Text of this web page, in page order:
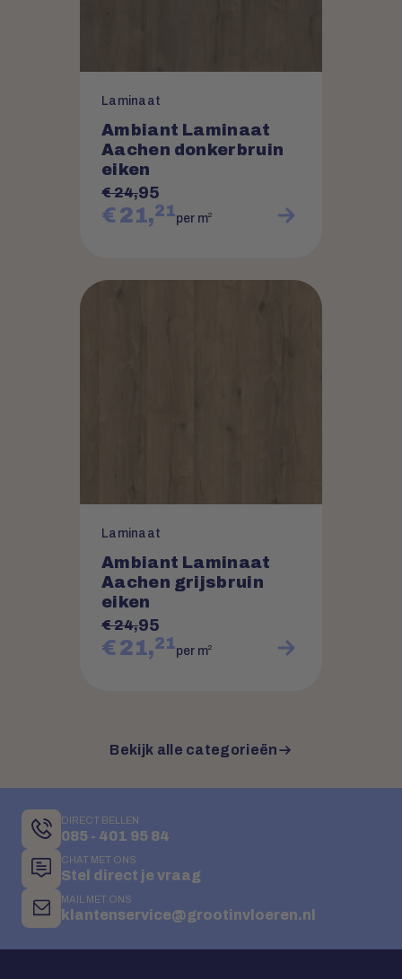
Laminaat
Ambiant Laminaat
Aachen donkerbruin
eiken
€ 24,95
€ 21,21per m2
Laminaat
Ambiant Laminaat
Aachen grijsbruin
eiken
€ 24,95
€ 21,21per m2
Bekijk alle categorieën
DIRECT BELLEN
085 - 401 95 84
CHAT MET ONS
Stel direct je vraag
MAIL MET ONS
klantenservice@grootinvloeren.nl